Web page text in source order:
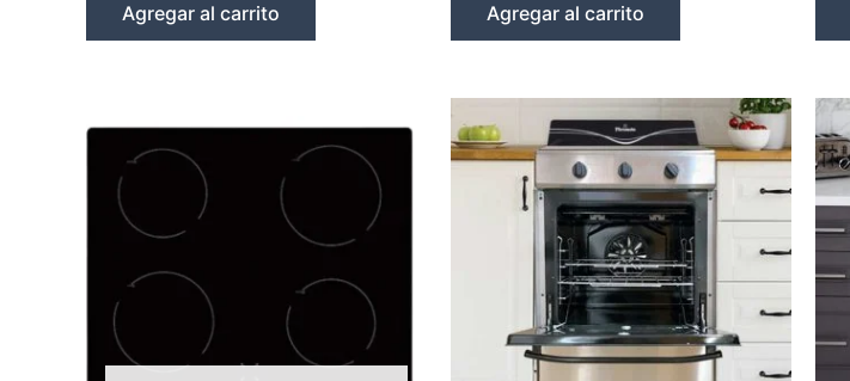
Agregar al carrito Agregar al carrito